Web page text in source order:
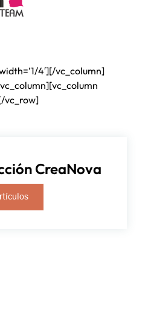
4′][/vc_column]
vc_row]
CreaNova